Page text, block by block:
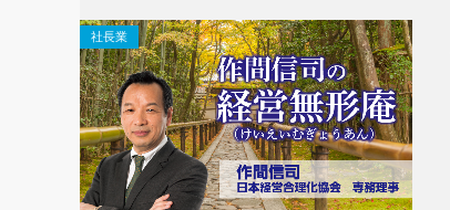
社長業